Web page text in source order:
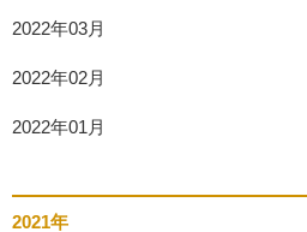
2022年03月
2022年02月
2022年01月
2021年